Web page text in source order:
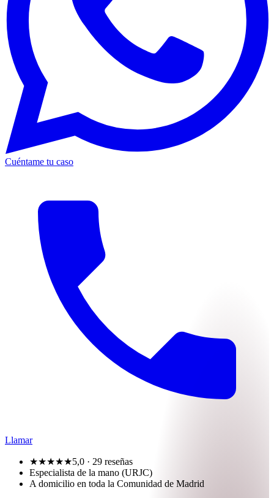
Cuéntame tu caso
Llamar
★★★★★5,0 · 29 reseñas
Especialista de la mano (URJC)
A domicilio en toda la Comunidad de Madrid